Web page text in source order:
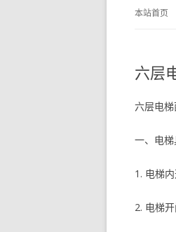
本站首页
六层
六层电梯
一、电
1. 电梯
2. 电梯